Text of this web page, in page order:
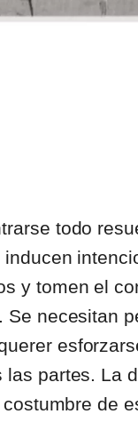
todo
y tomen el
necesitan
partes. La
de